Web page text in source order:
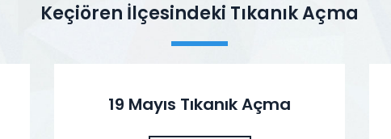
Keçiören İlçesindeki Tıkanık Açma
19 Mayıs Tıkanık Açma